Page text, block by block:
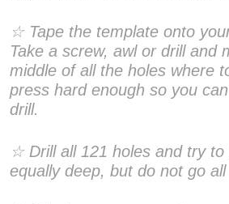
☆ Tape the template onto
Take a screw, awl or drill and
middle of all the holes where
press hard enough so you
drill.
☆ Drill all 121 holes and try to
equally deep, but do not go